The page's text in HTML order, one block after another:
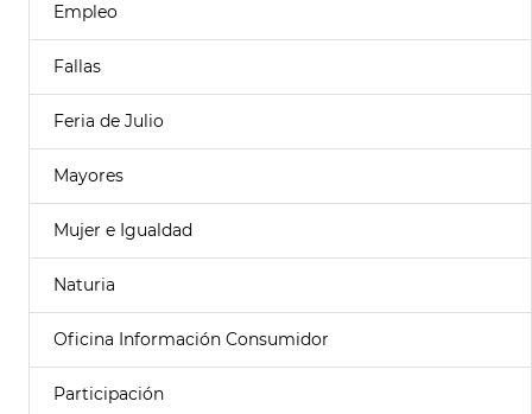
Empleo
Fallas
Feria de Julio
Mayores
Mujer e Igualdad
Naturia
Oficina Información Consumidor
Participación